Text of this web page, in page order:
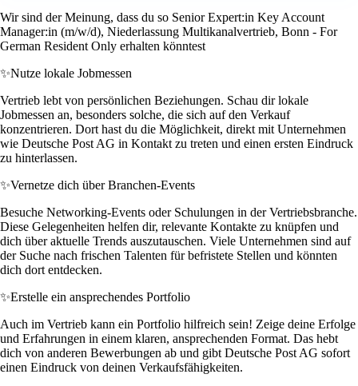
Wir sind der Meinung, dass du so Senior Expert:in Key Account
Manager:in (m/w/d), Niederlassung Multikanalvertrieb, Bonn - For
German Resident Only erhalten könntest
✨Nutze lokale Jobmessen
Vertrieb lebt von persönlichen Beziehungen. Schau dir lokale
Jobmessen an, besonders solche, die sich auf den Verkauf
konzentrieren. Dort hast du die Möglichkeit, direkt mit Unternehmen
wie Deutsche Post AG in Kontakt zu treten und einen ersten Eindruck
zu hinterlassen.
✨Vernetze dich über Branchen-Events
Besuche Networking-Events oder Schulungen in der Vertriebsbranche.
Diese Gelegenheiten helfen dir, relevante Kontakte zu knüpfen und
dich über aktuelle Trends auszutauschen. Viele Unternehmen sind auf
der Suche nach frischen Talenten für befristete Stellen und könnten
dich dort entdecken.
✨Erstelle ein ansprechendes Portfolio
Auch im Vertrieb kann ein Portfolio hilfreich sein! Zeige deine Erfolge
und Erfahrungen in einem klaren, ansprechenden Format. Das hebt
dich von anderen Bewerbungen ab und gibt Deutsche Post AG sofort
einen Eindruck von deinen Verkaufsfähigkeiten.